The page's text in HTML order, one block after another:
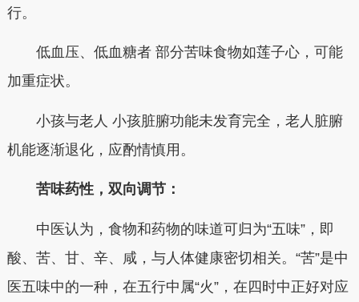
行。
低血压、低血糖者 部分苦味食物如莲子心，可能
加重症状。
小孩与老人 小孩脏腑功能未发育完全，老人脏腑
机能逐渐退化，应酌情慎用。
苦味药性，双向调节：
中医认为，食物和药物的味道可归为“五味”，即
酸、苦、甘、辛、咸，与人体健康密切相关。“苦”是中
医五味中的一种，在五行中属“火”，在四时中正好对应